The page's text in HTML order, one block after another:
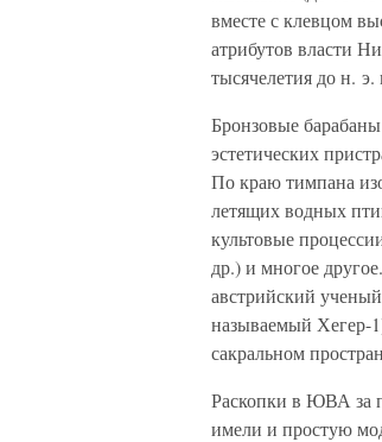
вместе с клевцом
атрибутов власти
тысячелетия до н.
Бронзовые
эстетических
По краю тимпана
летящих водных
культовые
др.) и многое
австрийский
называемый Хегер-
сакральном
Раскопки в ЮВА за
имели и простую